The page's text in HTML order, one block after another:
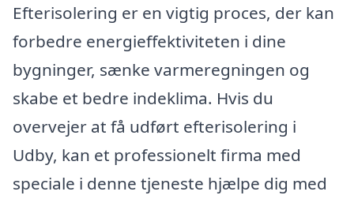
Efterisolering er en vigtig proces, der kan
forbedre energieffektiviteten i dine
bygninger, sænke varmeregningen og
skabe et bedre indeklima. Hvis du
overvejer at få udført efterisolering i
Udby, kan et professionelt firma med
speciale i denne tjeneste hjælpe dig med